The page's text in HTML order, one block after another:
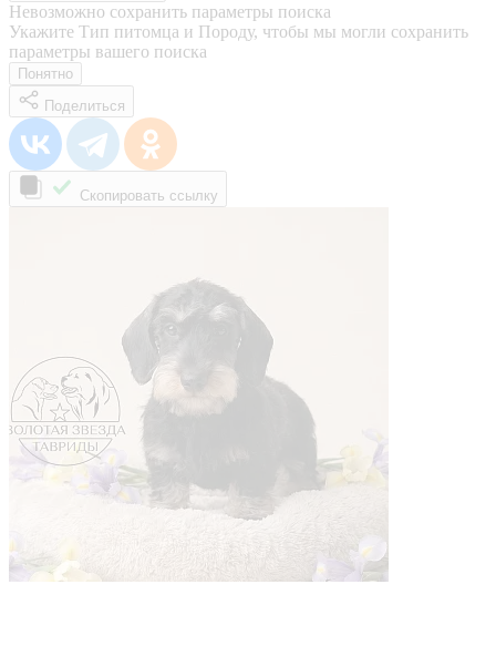
Невозможно сохранить параметры поиска
Укажите Тип питомца и Породу, чтобы мы могли сохранить
параметры вашего поиска
Понятно
Поделиться
Скопировать ссылку